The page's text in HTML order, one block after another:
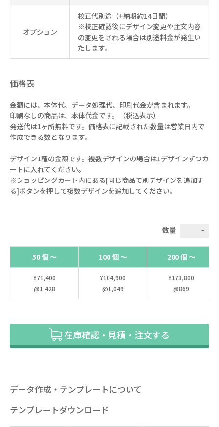
オプション
校正代別途（+納期約14日間）
※校正確認後にデザイン変更や注文内容
の変更をされる場合は別途料金が発生い
たします。
価格表
金額には、本体代、データ処理代、印刷代金が含まれます。
印刷なしの商品は、本体代金です。（税込表示）
発送代は1ヶ所無料です。価格表に記載された数量は営業日内で
作成できる数となります。
デザイン1種の金額です。複数デザインの場合は1デザインずつカ
ートに入れてください。
※ショッピングカート内にある[同じ商品で別デザインを追加す
る]ボタンを押して複数デザインを追加してください。
数量
50 個 ～ 100 個 ～ 200 個 ～
¥71,400
@1,428
¥104,900
@1,049
¥173,800
@869
在庫確認・見積・注文する
データ作成・テンプレートについて
テンプレートダウンロード